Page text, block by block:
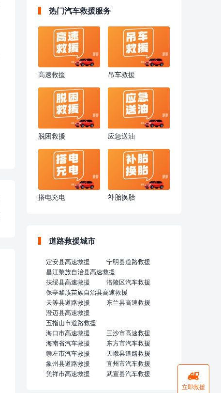
热门汽车救援服务
高速救援 吊车救援
脱困救援 应急送油
搭电充电 补胎换胎
道路救援城市
定安县高速救援
宁明县道路救援
昌江黎族自治县高速救援
扶绥县高速救援
涪陵区汽车救援
保亭黎族苗族自治县高速救援
天等县道路救援
东兰县高速救援
澄迈县高速救援
五指山市道路救援
海口市高速救援
三沙市高速救援
海南省汽车救援
东方市汽车救援
崇左市汽车救援
天峨县道路救援
象州县道路救援
宜州市汽车救援
凭祥市高速救援
武宣县汽车救援 
立即救援